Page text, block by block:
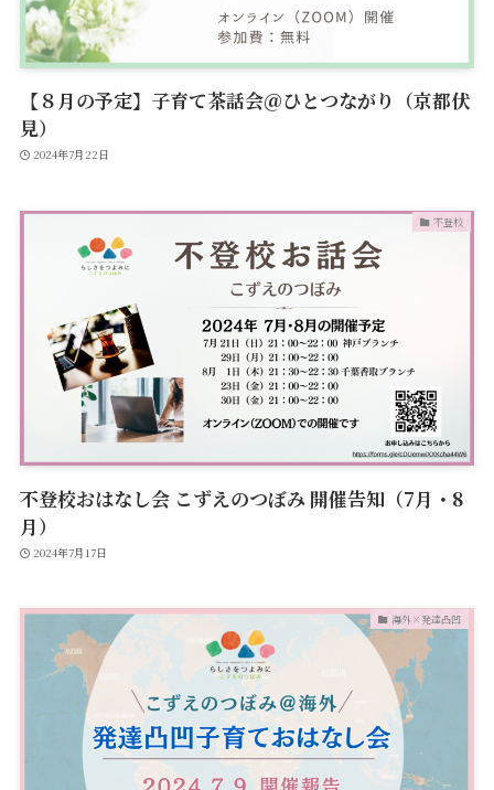
【８月の予定】子育て茶話会＠ひとつながり（京都伏
見）
2024年7月22日
不登校
不登校おはなし会 こずえのつぼみ 開催告知（7月・8
月）
2024年7月17日
海外×発達凸凹